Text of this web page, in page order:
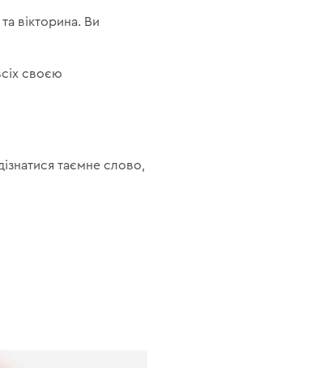
вікторина. Ви
своєю
таємне слово,